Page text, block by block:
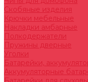
Скобяные изделия
Крючки мебельные
Накладки амбарные
Полкодержатели
Пружины дверные
Уголки
Батарейки,
Аккумуляторные